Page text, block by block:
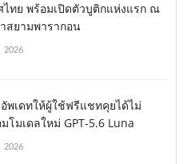
ไทย พร้อมเปิดตัวบูติกแห่งแรก ณ
สยามพารากอน
2026
อัพเดทให้ผู้ใช้ฟรีแชทคุยได้ไม่
โมเดลใหม่ GPT-5.6 Luna
2026